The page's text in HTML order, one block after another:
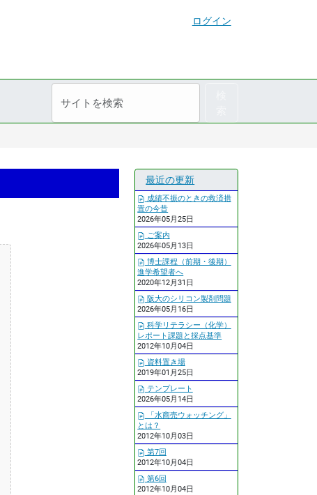
ログイン
イ
ト
細
検
最近の更新
成績不振のときの救済措
置の今昔
2026年05月25日
ご案内
2026年05月13日
博士課程（前期・後期）
進学希望者へ
2020年12月31日
阪大のシリコン製剤問題
2026年05月16日
科学リテラシー（化学）
レポート課題と採点基準
2012年10月04日
資料置き場
2019年01月25日
テンプレート
2026年05月14日
「水商売ウォッチング」
とは？
2012年10月03日
第7回
2012年10月04日
第6回
2012年10月04日